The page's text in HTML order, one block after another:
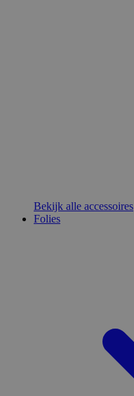
Bekijk alle accessoires
Folies